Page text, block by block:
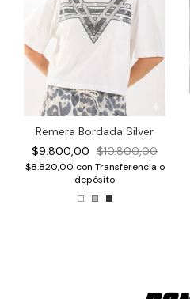
Remera Bordada Silver
$9.800,00 $10.800,00
$8.820,00 con Transferencia o
depósito